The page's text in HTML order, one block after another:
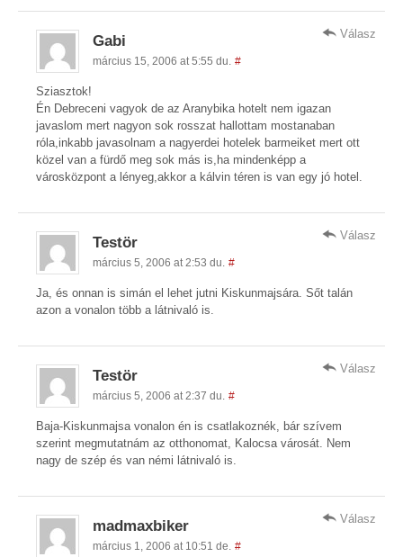
Gabi
március 15, 2006 at 5:55 du. #
Sziasztok!
Én Debreceni vagyok de az Aranybika hotelt nem igazan
javaslom mert nagyon sok rosszat hallottam mostanaban
róla,inkabb javasolnam a nagyerdei hotelek barmeiket mert ott
közel van a fürdő meg sok más is,ha mindenképp a
városközpont a lényeg,akkor a kálvin téren is van egy jó hotel.
Válasz
Testör
március 5, 2006 at 2:53 du. #
Ja, és onnan is simán el lehet jutni Kiskunmajsára. Sőt talán
azon a vonalon több a látnivaló is.
Válasz
Testör
március 5, 2006 at 2:37 du. #
Baja-Kiskunmajsa vonalon én is csatlakoznék, bár szívem
szerint megmutatnám az otthonomat, Kalocsa városát. Nem
nagy de szép és van némi látnivaló is.
Válasz
madmaxbiker
március 1, 2006 at 10:51 de. #
Válasz